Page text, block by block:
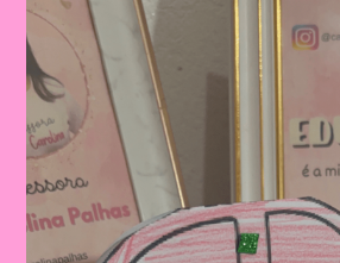
Trânsito:
Educação
Infantil
E
Ensino
Fundamental